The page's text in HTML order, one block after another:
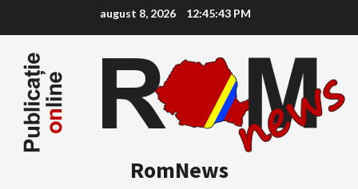
content
august 8, 2026 12:45:44 PM
RomNews